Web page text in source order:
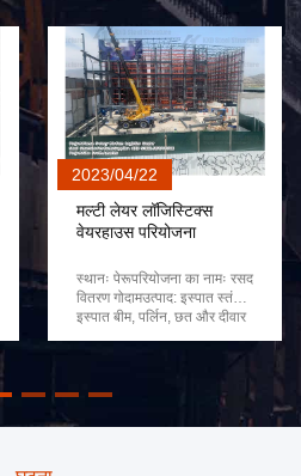
2023/04/22
मल्टी लेयर लॉजिस्टिक्स
वेयरहाउस परियोजना
स्थानः पेरूपरियोजना का नामः रसद
वितरण गोदामउत्पाद: इस्पात स्तंभ,
इस्पात बीम, पर्लिन, छत और दीवार
अधिक जानने के लिए, आज ही हमसे
5323 3236 पर व्हाट्सएप करेंहमें